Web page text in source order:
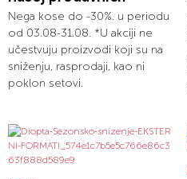
Nega kose do -30%. u periodu
od 03.08-31.08. *U akciji ne
učestvuju proizvodi koji su na
sniženju, rasprodaji, kao ni
poklon setovi.